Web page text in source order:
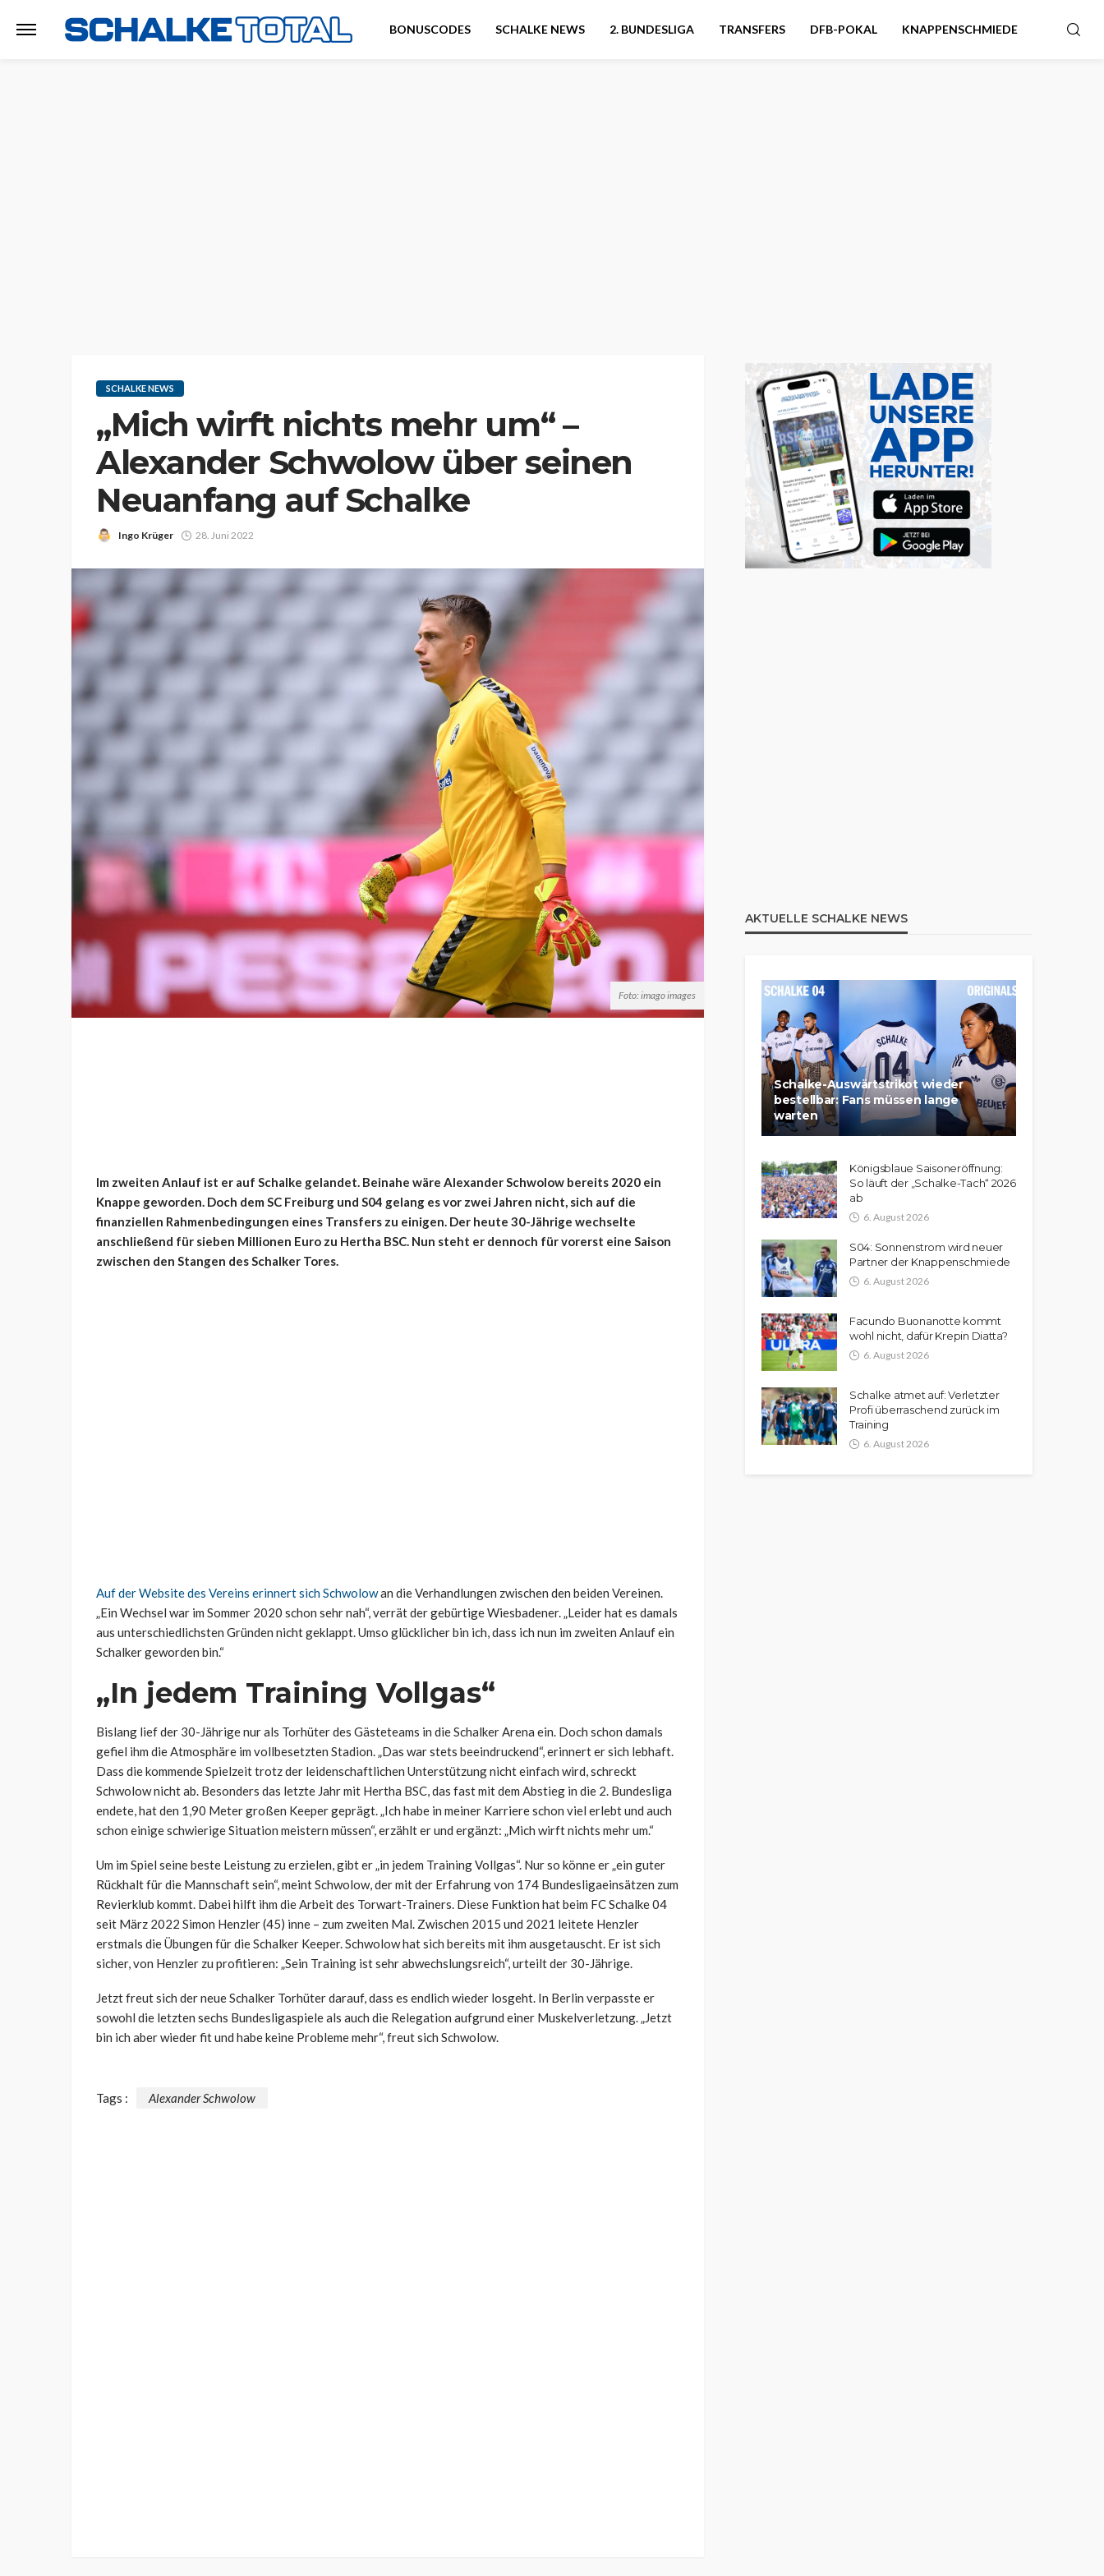
BONUSCODES SCHALKE NEWS 2. BUNDESLIGA TRANSFERS DFB-POKAL KNAPPENSCHMIEDE
SCHALKE NEWS
„Mich wirft nichts mehr um“ –
Alexander Schwolow über seinen
Neuanfang auf Schalke
Ingo Krüger 28. Juni 2022
Foto: imago images
Im zweiten Anlauf ist er auf Schalke gelandet. Beinahe wäre Alexander Schwolow bereits 2020 ein
Knappe geworden. Doch dem SC Freiburg und S04 gelang es vor zwei Jahren nicht, sich auf die
finanziellen Rahmenbedingungen eines Transfers zu einigen. Der heute 30-Jährige wechselte
anschließend für sieben Millionen Euro zu Hertha BSC. Nun steht er dennoch für vorerst eine Saison
zwischen den Stangen des Schalker Tores.
Auf der Website des Vereins erinnert sich Schwolowan die Verhandlungen zwischen den beiden Vereinen.
„Ein Wechsel war im Sommer 2020 schon sehr nah“, verrät der gebürtige Wiesbadener. „Leider hat es damals
aus unterschiedlichsten Gründen nicht geklappt. Umso glücklicher bin ich, dass ich nun im zweiten Anlauf ein
Schalker geworden bin.“
„In jedem Training Vollgas“
Bislang lief der 30-Jährige nur als Torhüter des Gästeteams in die Schalker Arena ein. Doch schon damals
gefiel ihm die Atmosphäre im vollbesetzten Stadion. „Das war stets beeindruckend“, erinnert er sich lebhaft.
Dass die kommende Spielzeit trotz der leidenschaftlichen Unterstützung nicht einfach wird, schreckt
Schwolow nicht ab. Besonders das letzte Jahr mit Hertha BSC, das fast mit dem Abstieg in die 2. Bundesliga
endete, hat den 1,90 Meter großen Keeper geprägt. „Ich habe in meiner Karriere schon viel erlebt und auch
schon einige schwierige Situation meistern müssen“, erzählt er und ergänzt: „Mich wirft nichts mehr um.“
Um im Spiel seine beste Leistung zu erzielen, gibt er „in jedem Training Vollgas“. Nur so könne er „ein guter
Rückhalt für die Mannschaft sein“, meint Schwolow, der mit der Erfahrung von 174 Bundesligaeinsätzen zum
Revierklub kommt. Dabei hilft ihm die Arbeit des Torwart-Trainers. Diese Funktion hat beim FC Schalke 04
seit März 2022 Simon Henzler (45) inne – zum zweiten Mal. Zwischen 2015 und 2021 leitete Henzler
erstmals die Übungen für die Schalker Keeper. Schwolow hat sich bereits mit ihm ausgetauscht. Er ist sich
sicher, von Henzler zu profitieren: „Sein Training ist sehr abwechslungsreich“, urteilt der 30-Jährige.
Jetzt freut sich der neue Schalker Torhüter darauf, dass es endlich wieder losgeht. In Berlin verpasste er
sowohl die letzten sechs Bundesligaspiele als auch die Relegation aufgrund einer Muskelverletzung. „Jetzt
bin ich aber wieder fit und habe keine Probleme mehr“, freut sich Schwolow.
Tags : Alexander Schwolow
AKTUELLE SCHALKE NEWS
Schalke-Auswärtstrikot wieder
bestellbar: Fans müssen lange
warten
Königsblaue Saisoneröffnung:
So läuft der „Schalke-Tach“ 2026
ab
6. August 2026
S04: Sonnenstrom wird neuer
Partner der Knappenschmiede
6. August 2026
Facundo Buonanotte kommt
wohl nicht, dafür Krepin Diatta?
6. August 2026
Schalke atmet auf: Verletzter
Profi überraschend zurück im
Training
6. August 2026